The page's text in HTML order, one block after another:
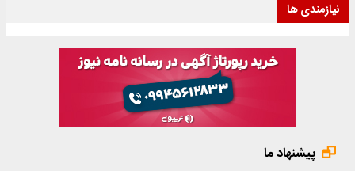
نیازمندی ها
پیشنهاد ما